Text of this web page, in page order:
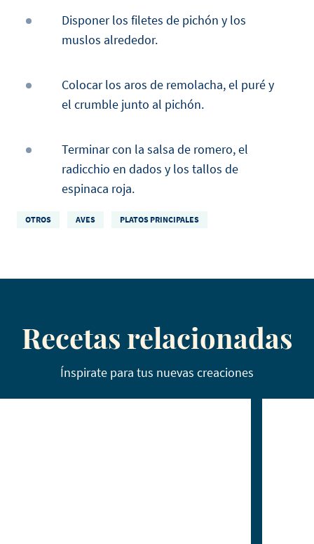
Disponer los filetes de pichón y los
muslos alrededor.
Colocar los aros de remolacha, el puré y
el crumble junto al pichón.
Terminar con la salsa de romero, el
radicchio en dados y los tallos de
espinaca roja.
OTROS AVES PLATOS PRINCIPALES
Recetas relacionadas
Ínspirate para tus nuevas creaciones